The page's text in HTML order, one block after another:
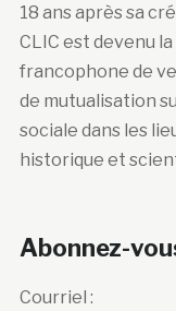
18 ans après sa
CLIC est devenu
francophone de
de mutualisation
sociale dans les
historique et
Abonnez-
Courriel :